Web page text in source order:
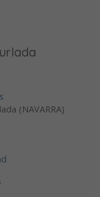
(NAVARRA)